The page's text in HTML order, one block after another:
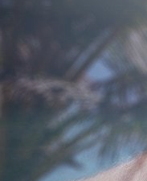
医院の紹介
川上歯科パンジョ
川上歯科守口市駅